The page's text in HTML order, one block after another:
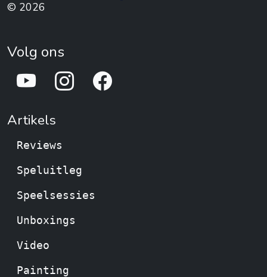
© 2026
Volg ons
Artikels
Reviews
Speluitleg
Speelsessies
Unboxings
Video
Painting